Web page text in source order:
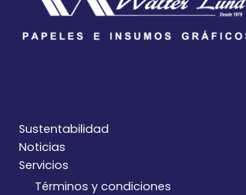
Sustentabilidad
Noticias
Servicios
Términos y condiciones